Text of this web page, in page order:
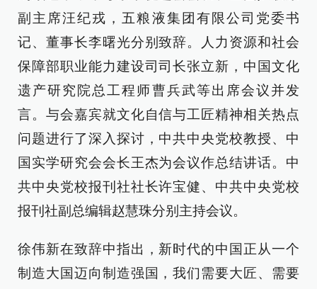
副主席汪纪戎，五粮液集团有限公司党委书
记、董事长李曙光分别致辞。人力资源和社会
保障部职业能力建设司司长张立新，中国文化
遗产研究院总工程师曹兵武等出席会议并发
言。与会嘉宾就文化自信与工匠精神相关热点
问题进行了深入探讨，中共中央党校教授、中
国实学研究会会长王杰为会议作总结讲话。中
共中央党校报刊社社长许宝健、中共中央党校
报刊社副总编辑赵慧珠分别主持会议。
徐伟新在致辞中指出，新时代的中国正从一个
制造大国迈向制造强国，我们需要大匠、需要